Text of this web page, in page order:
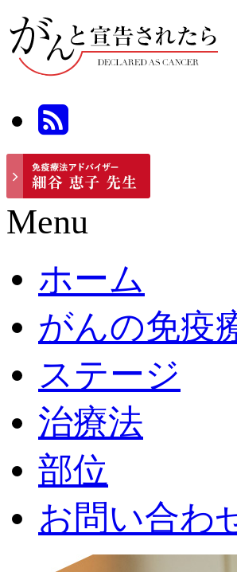
Menu
ホーム
がんの免疫
ステージ
治療法
部位
お問い合わ